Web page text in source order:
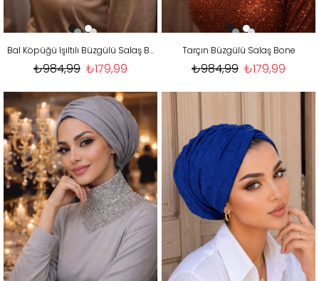
Bal Köpüğü Işıltılı Büzgülü Salaş Bone
₺179,99
₺984,99
Tarçın Büzgülü Salaş Bone
₺179,99
₺984,99